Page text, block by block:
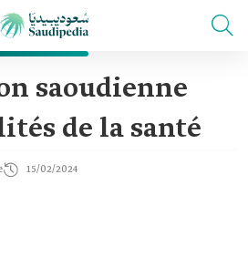
saoudienne
de la santé
15/02/2024